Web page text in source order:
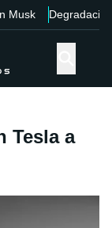
Musk Degradación
Tesla a